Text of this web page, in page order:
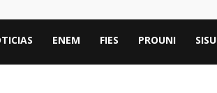
ENEM FIES PROUNI SISU